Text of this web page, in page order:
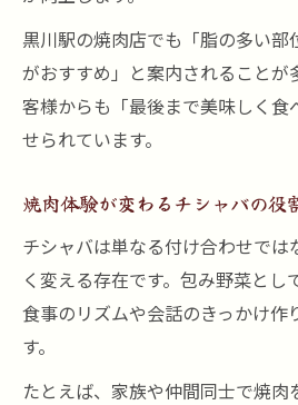
黒川駅の焼肉店でも「脂の多い部
がおすすめ」と案内されることが
客様からも「最後まで美味しく食
せられています。
焼肉体験が変わるチシャバの役
チシャバは単なる付け合わせでは
く変える存在です。包み野菜とし
食事のリズムや会話のきっかけ作
す。
たとえば、家族や仲間同士で焼